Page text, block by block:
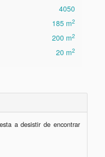
4050
185 m2
200 m2
20 m2
a desistir de encontrar